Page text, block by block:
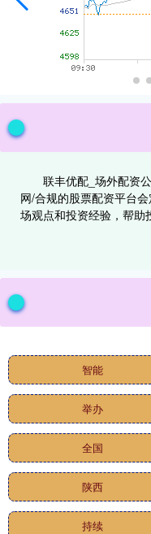
联丰优配_场外配资
网/合规的股票配资平台
场观点和投资经验，帮助
智能
举办
全国
陕西
持续